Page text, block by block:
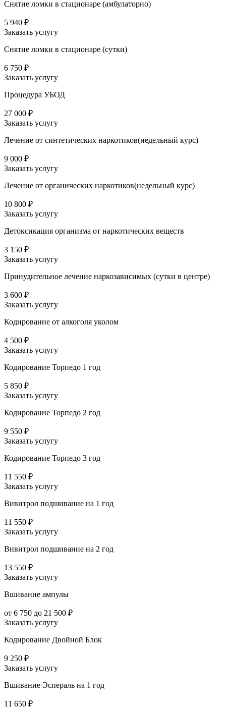
Снятие ломки в стационаре (амбулаторно)
5 940 ₽
Заказать услугу
Снятие ломки в стационаре (сутки)
6 750 ₽
Заказать услугу
Процедура УБОД
27 000 ₽
Заказать услугу
Лечение от синтетических наркотиков(недельный курс)
9 000 ₽
Заказать услугу
Лечение от органических наркотиков(недельный курс)
10 800 ₽
Заказать услугу
Детоксикация организма от наркотических веществ
3 150 ₽
Заказать услугу
Принудительное лечение наркозависимых (сутки в центре)
3 600 ₽
Заказать услугу
Кодирование от алкоголя уколом
4 500 ₽
Заказать услугу
Кодирование Торпедо 1 год
5 850 ₽
Заказать услугу
Кодирование Торпедо 2 год
9 550 ₽
Заказать услугу
Кодирование Торпедо 3 год
11 550 ₽
Заказать услугу
Вивитрол подшивание на 1 год
11 550 ₽
Заказать услугу
Вивитрол подшивание на 2 год
13 550 ₽
Заказать услугу
Вшивание ампулы
от 6 750 до 21 500 ₽
Заказать услугу
Кодирование Двойной Блок
9 250 ₽
Заказать услугу
Вшивание Эспераль на 1 год
11 650 ₽